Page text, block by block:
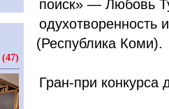
поиск» — Любовь
одухотворенность
(Республика Коми).
Гран-при конкурса
(47)